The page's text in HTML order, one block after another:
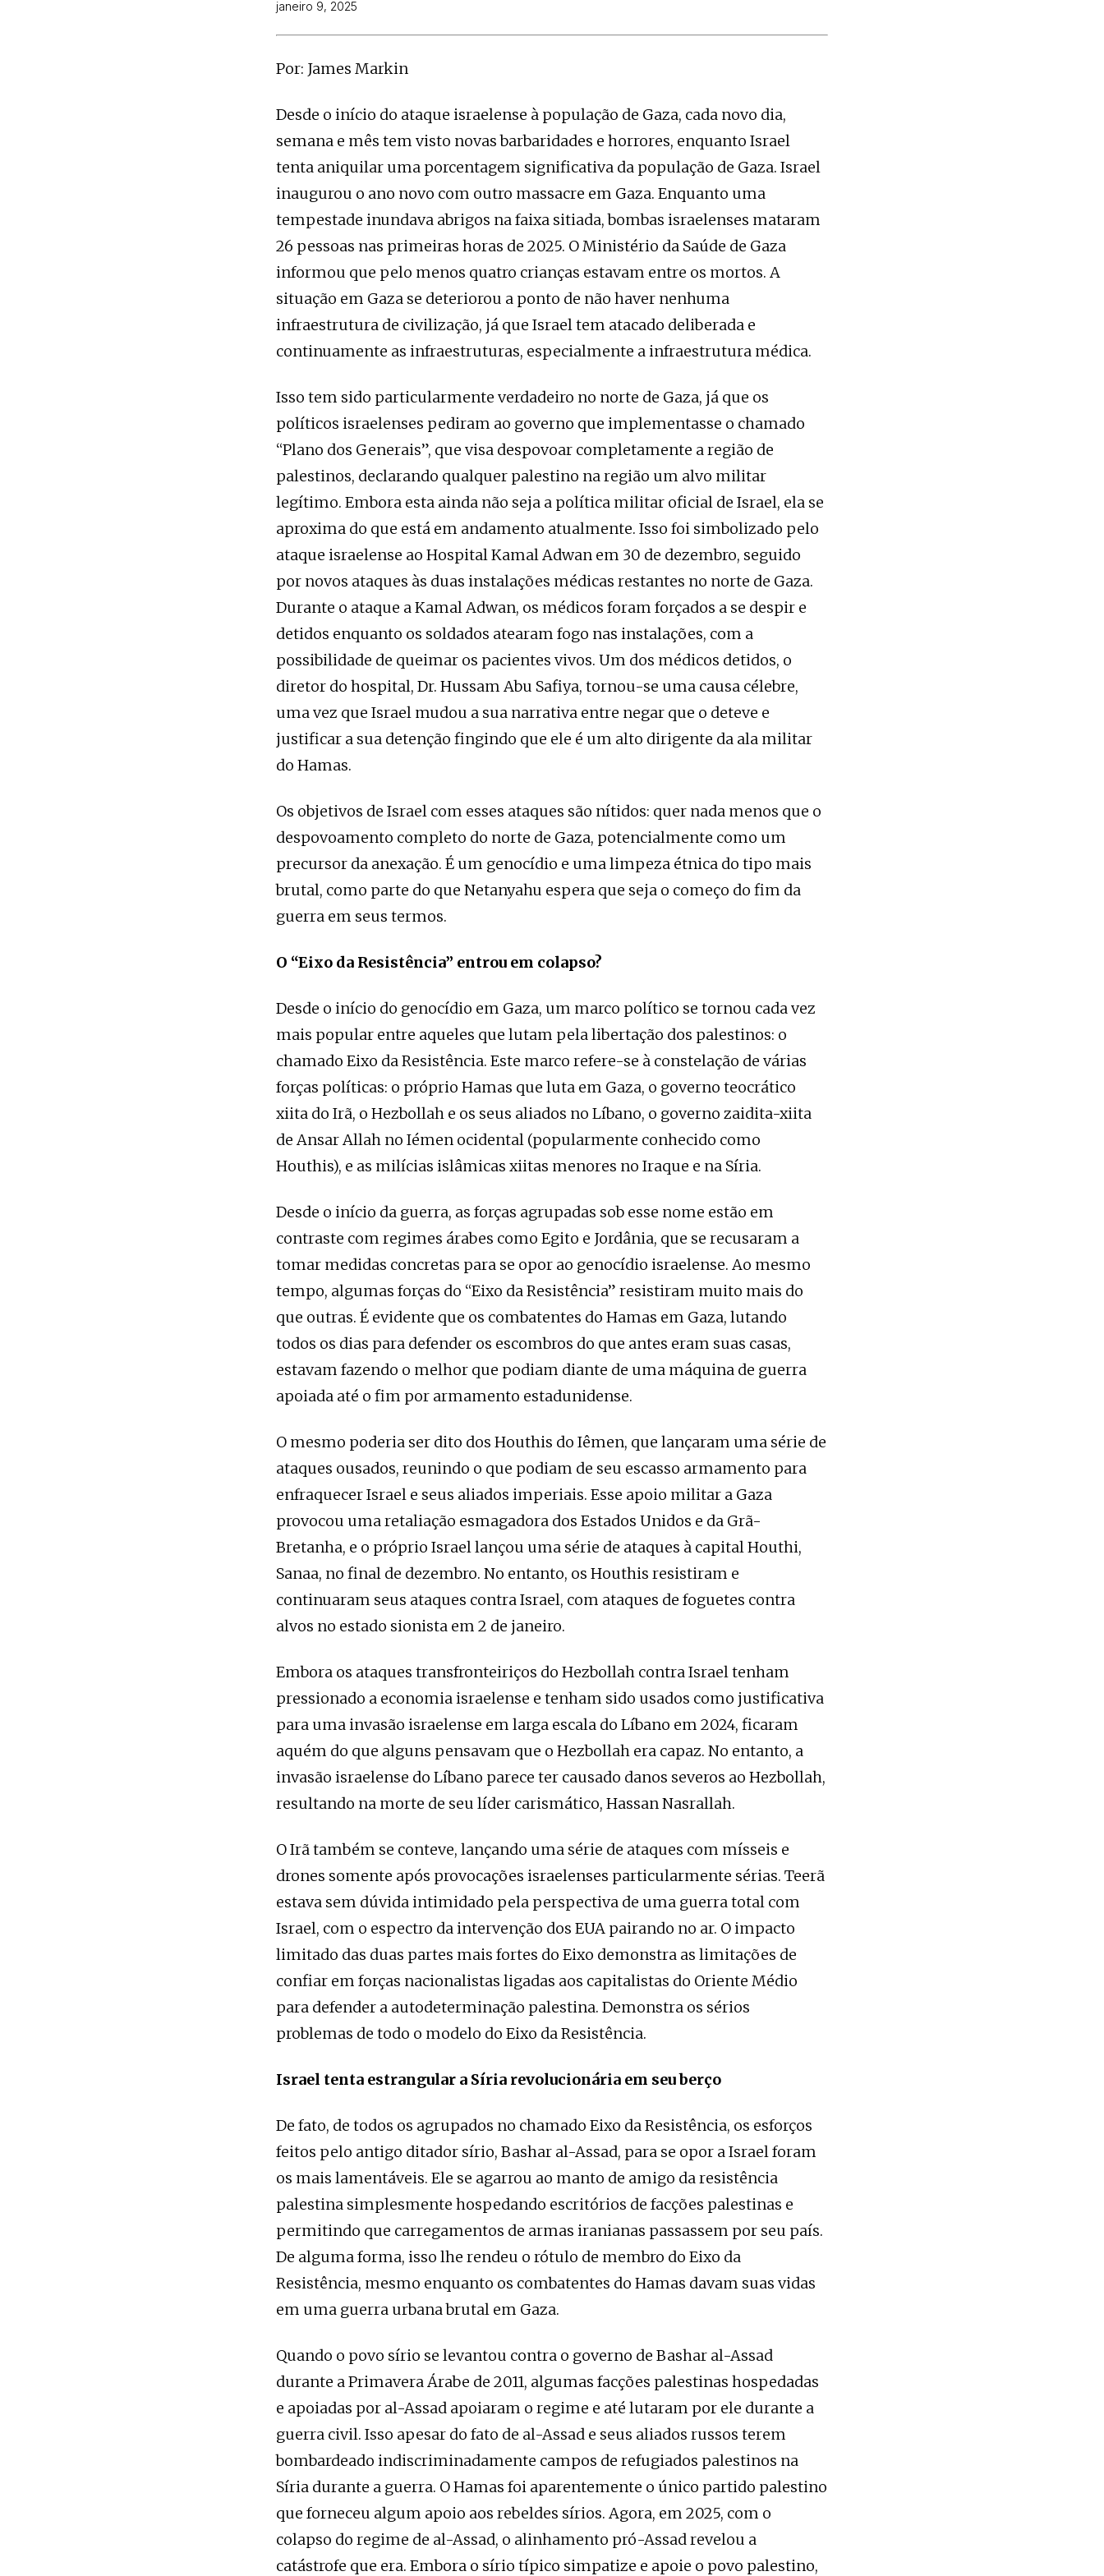
janeiro 9, 2025
Por: James Markin
Desde o início do ataque israelense à população de Gaza, cada novo dia,
semana e mês tem visto novas barbaridades e horrores, enquanto Israel
tenta aniquilar uma porcentagem significativa da população de Gaza. Israel
inaugurou o ano novo com outro massacre em Gaza. Enquanto uma
tempestade inundava abrigos na faixa sitiada, bombas israelenses mataram
26 pessoas nas primeiras horas de 2025. O Ministério da Saúde de Gaza
informou que pelo menos quatro crianças estavam entre os mortos. A
situação em Gaza se deteriorou a ponto de não haver nenhuma
infraestrutura de civilização, já que Israel tem atacado deliberada e
continuamente as infraestruturas, especialmente a infraestrutura médica.
Isso tem sido particularmente verdadeiro no norte de Gaza, já que os
políticos israelenses pediram ao governo que implementasse o chamado
“Plano dos Generais”, que visa despovoar completamente a região de
palestinos, declarando qualquer palestino na região um alvo militar
legítimo. Embora esta ainda não seja a política militar oficial de Israel, ela se
aproxima do que está em andamento atualmente. Isso foi simbolizado pelo
ataque israelense ao Hospital Kamal Adwan em 30 de dezembro, seguido
por novos ataques às duas instalações médicas restantes no norte de Gaza.
Durante o ataque a Kamal Adwan, os médicos foram forçados a se despir e
detidos enquanto os soldados atearam fogo nas instalações, com a
possibilidade de queimar os pacientes vivos. Um dos médicos detidos, o
diretor do hospital, Dr. Hussam Abu Safiya, tornou-se uma causa célebre,
uma vez que Israel mudou a sua narrativa entre negar que o deteve e
justificar a sua detenção fingindo que ele é um alto dirigente da ala militar
do Hamas.
Os objetivos de Israel com esses ataques são nítidos: quer nada menos que o
despovoamento completo do norte de Gaza, potencialmente como um
precursor da anexação. É um genocídio e uma limpeza étnica do tipo mais
brutal, como parte do que Netanyahu espera que seja o começo do fim da
guerra em seus termos.
O “Eixo da Resistência” entrou em colapso?
Desde o início do genocídio em Gaza, um marco político se tornou cada vez
mais popular entre aqueles que lutam pela libertação dos palestinos: o
chamado Eixo da Resistência. Este marco refere-se à constelação de várias
forças políticas: o próprio Hamas que luta em Gaza, o governo teocrático
xiita do Irã, o Hezbollah e os seus aliados no Líbano, o governo zaidita-xiita
de Ansar Allah no Iémen ocidental (popularmente conhecido como
Houthis), e as milícias islâmicas xiitas menores no Iraque e na Síria.
Desde o início da guerra, as forças agrupadas sob esse nome estão em
contraste com regimes árabes como Egito e Jordânia, que se recusaram a
tomar medidas concretas para se opor ao genocídio israelense. Ao mesmo
tempo, algumas forças do “Eixo da Resistência” resistiram muito mais do
que outras. É evidente que os combatentes do Hamas em Gaza, lutando
todos os dias para defender os escombros do que antes eram suas casas,
estavam fazendo o melhor que podiam diante de uma máquina de guerra
apoiada até o fim por armamento estadunidense.
O mesmo poderia ser dito dos Houthis do Iêmen, que lançaram uma série de
ataques ousados, reunindo o que podiam de seu escasso armamento para
enfraquecer Israel e seus aliados imperiais. Esse apoio militar a Gaza
provocou uma retaliação esmagadora dos Estados Unidos e da Grã-
Bretanha, e o próprio Israel lançou uma série de ataques à capital Houthi,
Sanaa, no final de dezembro. No entanto, os Houthis resistiram e
continuaram seus ataques contra Israel, com ataques de foguetes contra
alvos no estado sionista em 2 de janeiro.
Embora os ataques transfronteiriços do Hezbollah contra Israel tenham
pressionado a economia israelense e tenham sido usados ​​como justificativa
para uma invasão israelense em larga escala do Líbano em 2024, ficaram
aquém do que alguns pensavam que o Hezbollah era capaz. No entanto, a
invasão israelense do Líbano parece ter causado danos severos ao Hezbollah,
resultando na morte de seu líder carismático, Hassan Nasrallah.
O Irã também se conteve, lançando uma série de ataques com mísseis e
drones somente após provocações israelenses particularmente sérias. Teerã
estava sem dúvida intimidado pela perspectiva de uma guerra total com
Israel, com o espectro da intervenção dos EUA pairando no ar. O impacto
limitado das duas partes mais fortes do Eixo demonstra as limitações de
confiar em forças nacionalistas ligadas aos capitalistas do Oriente Médio
para defender a autodeterminação palestina. Demonstra os sérios
problemas de todo o modelo do Eixo da Resistência.
Israel tenta estrangular a Síria revolucionária em seu berço
De fato, de todos os agrupados no chamado Eixo da Resistência, os esforços
feitos pelo antigo ditador sírio, Bashar al-Assad, para se opor a Israel foram
os mais lamentáveis. Ele se agarrou ao manto de amigo da resistência
palestina simplesmente hospedando escritórios de facções palestinas e
permitindo que carregamentos de armas iranianas passassem por seu país.
De alguma forma, isso lhe rendeu o rótulo de membro do Eixo da
Resistência, mesmo enquanto os combatentes do Hamas davam suas vidas
em uma guerra urbana brutal em Gaza.
Quando o povo sírio se levantou contra o governo de Bashar al-Assad
durante a Primavera Árabe de 2011, algumas facções palestinas hospedadas
e apoiadas por al-Assad apoiaram o regime e até lutaram por ele durante a
guerra civil. Isso apesar do fato de al-Assad e seus aliados russos terem
bombardeado indiscriminadamente campos de refugiados palestinos na
Síria durante a guerra. O Hamas foi aparentemente o único partido palestino
que forneceu algum apoio aos rebeldes sírios. Agora, em 2025, com o
colapso do regime de al-Assad, o alinhamento pró-Assad revelou a
catástrofe que era. Embora o sírio típico simpatize e apoie o povo palestino,